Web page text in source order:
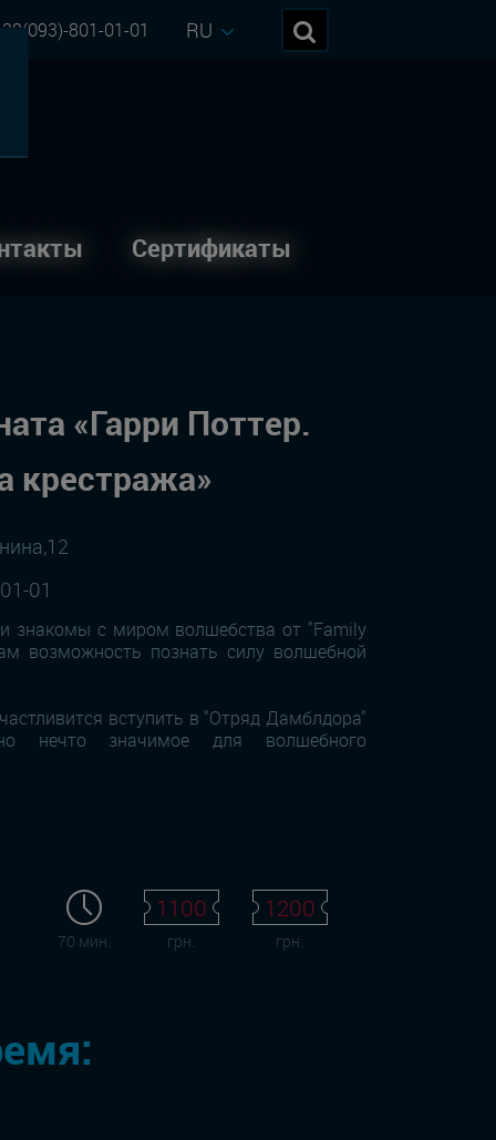
801-01-01 RU
Сертификаты
«Гарри Поттер.
крестража»
01
знакомы с миром волшебства от "Family
возможность познать силу волшебной
вступить в "Отряд Дамблдора"
нечто значимое для волшебного
70 мин.
1100
грн.
1200
грн.